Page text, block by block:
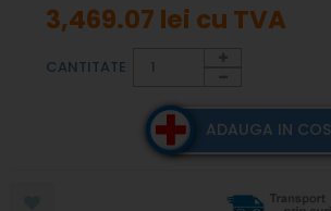
3,469.07 lei cu TVA
CANTITATE
ADAUGA IN COS